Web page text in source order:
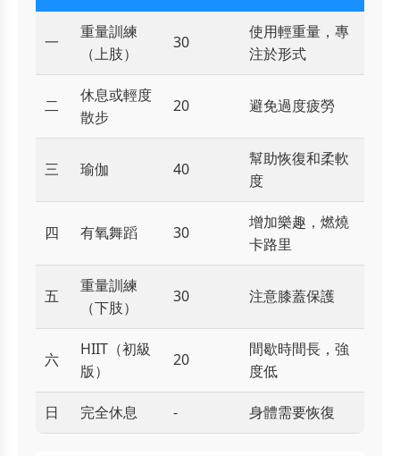
一
重量訓練
（上肢）
30
使用輕重量，專
注於形式
二
休息或輕度
散步
20 避免過度疲勞
三 瑜伽 40
幫助恢復和柔軟
度
四 有氧舞蹈 30
增加樂趣，燃燒
卡路里
五
重量訓練
（下肢）
30 注意膝蓋保護
六
HIIT（初級
版）
20
間歇時間長，強
度低
日 完全休息 - 身體需要恢復